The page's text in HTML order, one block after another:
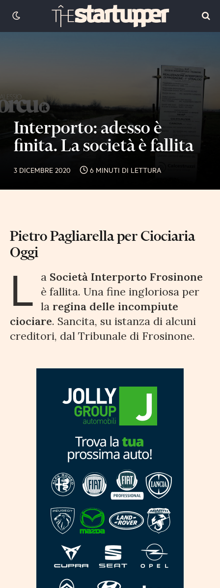
Interporto: adesso è
finita. La società è fallita
3 DICEMBRE 2020 6 MINUTI DI LETTURA
Pietro Pagliarella per Ciociaria
Oggi
L a Società Interporto Frosinone
è fallita. Una fine ingloriosa per
la regina delle incompiute
ciociare. Sancita, su istanza di alcuni
creditori, dal Tribunale di Frosinone.